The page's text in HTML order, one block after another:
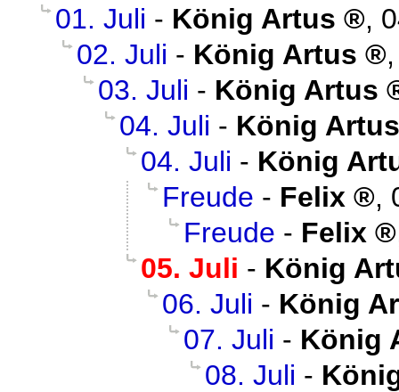
01. Juli - König Artus ,
02. Juli - König Artus
03. Juli - König Artus
04. Juli - König Artus
04. Juli - König
Freude - Felix ,
Freude - Felix
05. Juli - König
06. Juli - König
07. Juli - König
08. Juli -